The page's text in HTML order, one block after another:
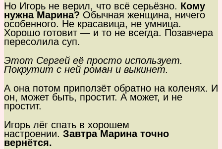
Но Игорь не верил, что всё серьёзно. Кому
нужна Марина? Обычная женщина, ничего
особенного. Не красавица, не умница.
Хорошо готовит — и то не всегда. Позавчера
пересолила суп.
Этот Сергей её просто использует.
Покрутит с ней роман и выкинет.
А она потом приползёт обратно на коленях. И
он, может быть, простит. А может, и не
простит.
Игорь лёг спать в хорошем
настроении. Завтра Марина точно
вернётся.